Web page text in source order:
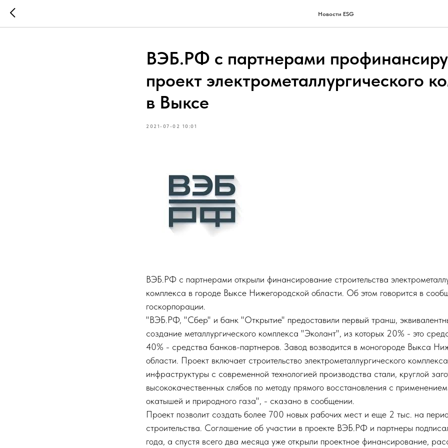
Новости ESG
ВЭБ.РФ с партнерами
проект электрометаллургического
в Выксе
2021-07-02 10:01
ВЭБ.РФ с партнерами открыли финансирование строительства
комплекса в городе Выксе Нижегородской области. Об этом говорится в
госкорпорации.
"ВЭБ.РФ, "Сбер" и банк "Открытие" предоставили первый транш,
создание металлургического комплекса "Эколант", из которых 20% - это
40% - средства банков-партнеров. Завод возводится в моногороде Выкса
области. Проект включает строительство электрометаллургического
инфраструктуры с современной технологией производства стали, круглой
высококачественных слябов по методу прямого восстановления с
окатышей и природного газа", - сказано в сообщении.
Проект позволит создать более 700 новых рабочих мест и еще 2 тыс. на
строительства. Соглашение об участии в проекте ВЭБ.РФ и партнеры
года, а спустя всего два месяца уже открыли проектное финансирование,